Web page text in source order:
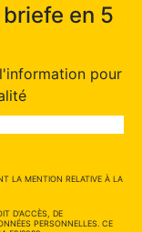
en 5
pour
LA MENTION RELATIVE À LA
D'ACCÈS, DE
PERSONNELLES. CE